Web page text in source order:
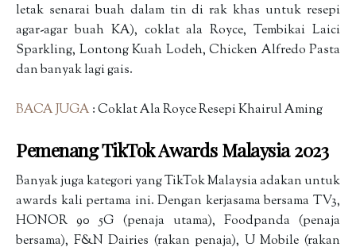
letak senarai buah dalam tin di rak khas untuk resepi
agar-agar buah KA), coklat ala Royce, Tembikai Laici
Sparkling, Lontong Kuah Lodeh, Chicken Alfredo Pasta
dan banyak lagi gais.
BACA JUGA : Coklat Ala Royce Resepi Khairul Aming
Pemenang TikTok Awards Malaysia 2023
Banyak juga kategori yang TikTok Malaysia adakan untuk
awards kali pertama ini. Dengan kerjasama bersama TV3,
HONOR 90 5G (penaja utama), Foodpanda (penaja
bersama), F&N Dairies (rakan penaja), U Mobile (rakan